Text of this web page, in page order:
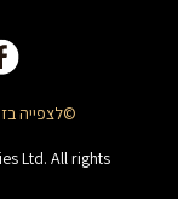
©לצפייה
Ltd. All rights